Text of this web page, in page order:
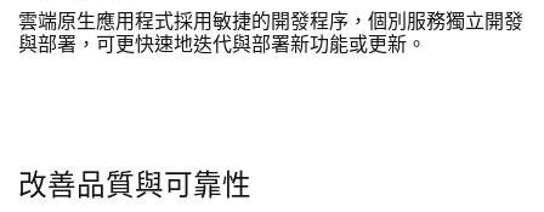
雲端原生應用程式採用敏捷的開發程序，個別服務獨立開發
與部署，可更快速地迭代與部署新功能或更新。
改善品質與可靠性